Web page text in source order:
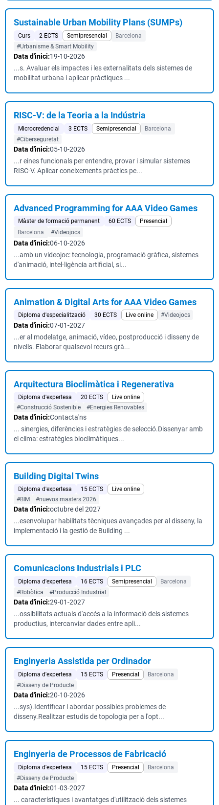
Sustainable Urban Mobility Plans (SUMPs)
Curs 2 ECTS Semipresencial
Barcelona
#Urbanisme & Smart Mobility
Data d'inici:19-10-2026
...s. Avaluar els impactes i les externalitats dels sistemes de
mobilitat urbana i aplicar pràctiques ...
RISC-V: de la Teoria a la Indústria
Microcredencial 3 ECTS Semipresencial
Barcelona
#Ciberseguretat
Data d'inici:05-10-2026
...r eines funcionals per entendre, provar i simular sistemes
RISC-V. Aplicar coneixements pràctics pe...
Advanced Programming for AAA Video Games
Màster de formació permanent 60 ECTS
Presencial
Barcelona
#Videojocs
Data d'inici:06-10-2026
...amb un videojoc: tecnologia, programació gràfica, sistemes
d'animació, intel·ligència artificial, si...
Animation & Digital Arts for AAA Video Games
Diploma d'especialització 30 ECTS Live online #Videojocs
Data d'inici:07-01-2027
...er al modelatge, animació, vídeo, postproducció i disseny de
nivells. Elaborar qualsevol recurs grà...
Arquitectura Bioclimàtica i Regenerativa
Diploma d'expertesa 20 ECTS
Live online
#Construcció Sostenible
#Energies Renovables
Data d'inici:Contacta'ns
... sinergies, diferències i estratègies de selecció.Dissenyar amb
el clima: estratègies bioclimàtiques...
Building Digital Twins
Diploma d'expertesa 15 ECTS
Live online
#BIM
#nuevos masters 2026
Data d'inici:octubre del 2027
...esenvolupar habilitats tècniques avançades per al disseny, la
implementació i la gestió de Building ...
Comunicacions Industrials i PLC
Diploma d'expertesa 16 ECTS Semipresencial
Barcelona
#Robòtica
#Producció Industrial
Data d'inici:29-01-2027
...ossibilitats actuals d'accés a la informació dels sistemes
productius, intercanviar dades entre apli...
Enginyeria Assistida per Ordinador
Diploma d'expertesa 15 ECTS Presencial
Barcelona
#Disseny de Producte
Data d'inici:20-10-2026
...sys).Identificar i abordar possibles problemes de
disseny.Realitzar estudis de topologia per a l'opt...
Enginyeria de Processos de Fabricació
Diploma d'expertesa 15 ECTS Presencial
Barcelona
#Disseny de Producte
Data d'inici:01-03-2027
... característiques i avantatges d'utilització dels sistemes